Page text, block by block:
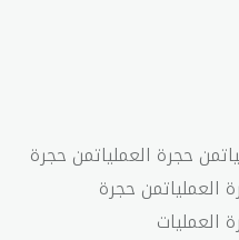
حجرة العملياتمن حجرة
العملياتمن حجرة
العمليات